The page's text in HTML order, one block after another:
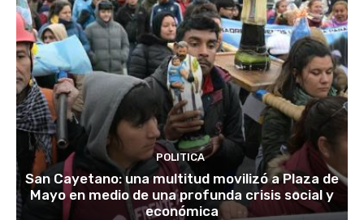
POLITICA
San Cayetano: una multitud movilizó a Plaza de
Mayo en medio de una profunda crisis social y
económica